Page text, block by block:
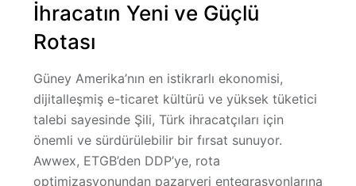
İhracatın Yeni ve Güçlü
Rotası
Güney Amerika’nın en istikrarlı ekonomisi,
dijitalleşmiş e-ticaret kültürü ve yüksek tüketici
talebi sayesinde Şili, Türk ihracatçıları için
önemli ve sürdürülebilir bir fırsat sunuyor.
Awwex, ETGB’den DDP’ye, rota
optimizasyonundan pazaryeri entegrasyonlarına